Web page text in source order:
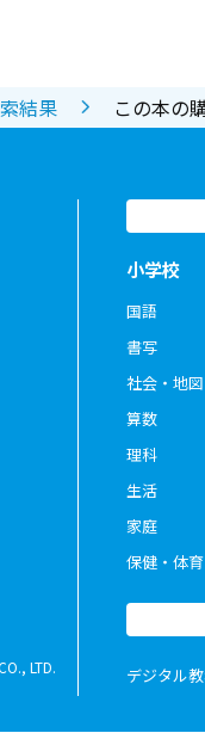
結果 この本の
LTD.
小学校
国語
書写
社会・地図
算数
理科
生活
家庭
保健・体育
デジタル